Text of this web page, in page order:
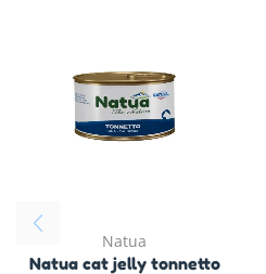
Natua
Natua cat jelly tonnetto